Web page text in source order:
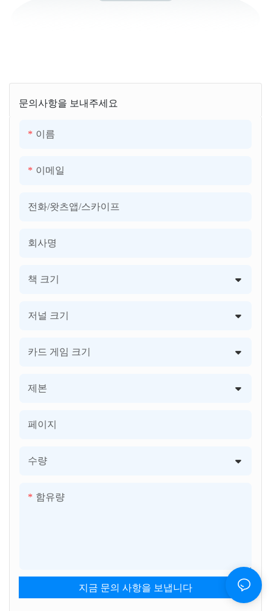
문의사항을 보내주세요
이름
이메일
전화/왓츠앱/스카이프
회사명
책 크기
저널 크기
카드 게임 크기
제본
페이지
수량
함유량
지금 문의 사항을 보냅니다